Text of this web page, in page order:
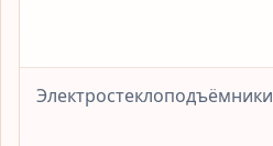
Электростеклоподъёмники